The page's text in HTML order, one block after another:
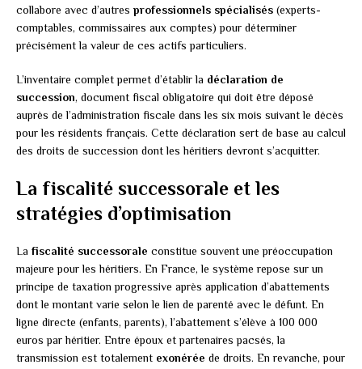
collabore avec d’autres professionnels spécialisés (experts-
comptables, commissaires aux comptes) pour déterminer
précisément la valeur de ces actifs particuliers.
L’inventaire complet permet d’établir la déclaration de
succession, document fiscal obligatoire qui doit être déposé
auprès de l’administration fiscale dans les six mois suivant le décès
pour les résidents français. Cette déclaration sert de base au calcul
des droits de succession dont les héritiers devront s’acquitter.
La fiscalité successorale et les
stratégies d’optimisation
La fiscalité successorale constitue souvent une préoccupation
majeure pour les héritiers. En France, le système repose sur un
principe de taxation progressive après application d’abattements
dont le montant varie selon le lien de parenté avec le défunt. En
ligne directe (enfants, parents), l’abattement s’élève à 100 000
euros par héritier. Entre époux et partenaires pacsés, la
transmission est totalement exonérée de droits. En revanche, pour